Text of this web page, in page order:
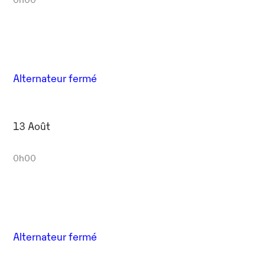
Alternateur fermé
13 Août
0h00
Alternateur fermé